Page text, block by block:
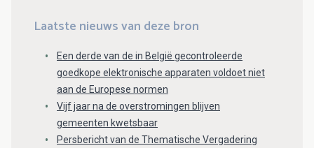
Laatste nieuws van deze bron
Een derde van de in België gecontroleerde
goedkope elektronische apparaten voldoet niet
aan de Europese normen
Vijf jaar na de overstromingen blijven
gemeenten kwetsbaar
Persbericht van de Thematische Vergadering